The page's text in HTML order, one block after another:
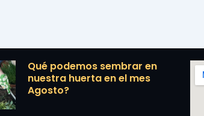
Qué podemos sembrar en
nuestra huerta en el mes
Agosto?